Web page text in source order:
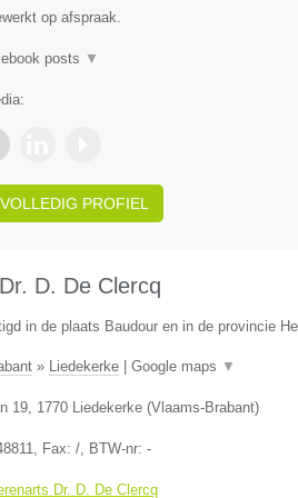
op afspraak.
posts ▼
PROFIEL
D. De Clercq
in de plaats Baudour en in de provincie
» Liedekerke| Google maps ▼
19, 1770 Liedekerke(Vlaams-Brabant)
, Fax: /, BTW-nr: -
Dr. D. De Clercq